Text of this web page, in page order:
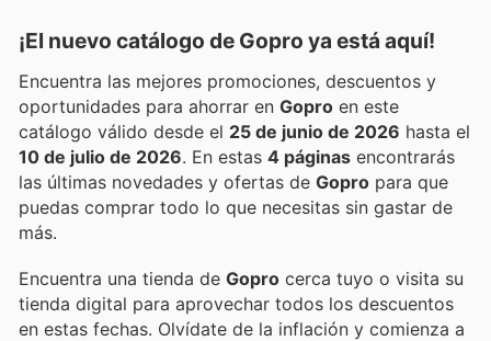
¡El nuevo catálogo de Gopro ya está aquí!
Encuentra las mejores promociones, descuentos y
oportunidades para ahorrar en Gopro en este
catálogo válido desde el 25 de junio de 2026 hasta el
10 de julio de 2026 . En estas 4 páginas encontrarás
las últimas novedades y ofertas de Gopro para que
puedas comprar todo lo que necesitas sin gastar de
más.
Encuentra una tienda de Gopro cerca tuyo o visita su
tienda digital para aprovechar todos los descuentos
en estas fechas. Olvídate de la inflación y comienza a